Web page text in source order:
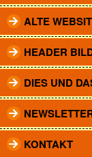
ALTE
HEADER
DIES UND
KONTAKT